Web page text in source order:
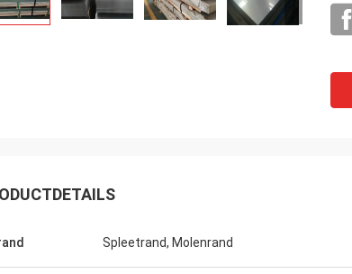
Saudi-Arabië Zakaria
Spleetrand, Molenrand